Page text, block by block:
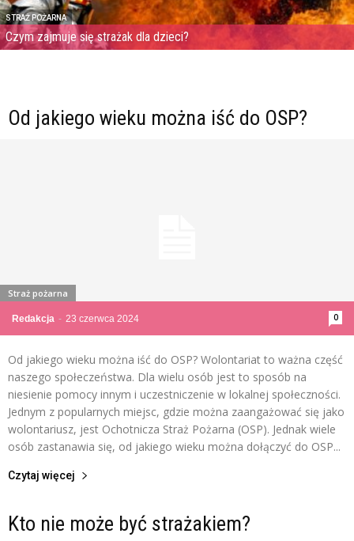
STRAŻ POŻARNA
Czym zajmuje się strażak dla dzieci?
Od jakiego wieku można iść do OSP?
Redakcja - 23 czerwca 2024 0
Straż pożarna
Od jakiego wieku można iść do OSP? Wolontariat to ważna część
naszego społeczeństwa. Dla wielu osób jest to sposób na
niesienie pomocy innym i uczestniczenie w lokalnej społeczności.
Jednym z popularnych miejsc, gdzie można zaangażować się jako
wolontariusz, jest Ochotnicza Straż Pożarna (OSP). Jednak wiele
osób zastanawia się, od jakiego wieku można dołączyć do OSP...
Czytaj więcej
Kto nie może być strażakiem?